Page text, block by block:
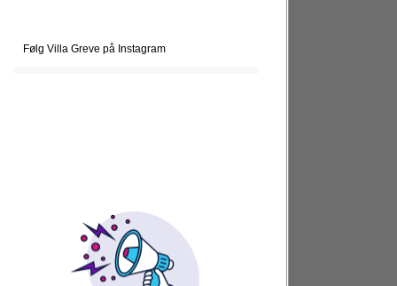
Følg Villa Greve på Instagram